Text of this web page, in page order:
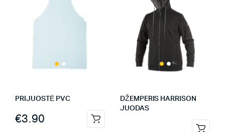
PRIJUOSTĖ PVC
€3.90
DŽEMPERIS HARRISON
JUODAS